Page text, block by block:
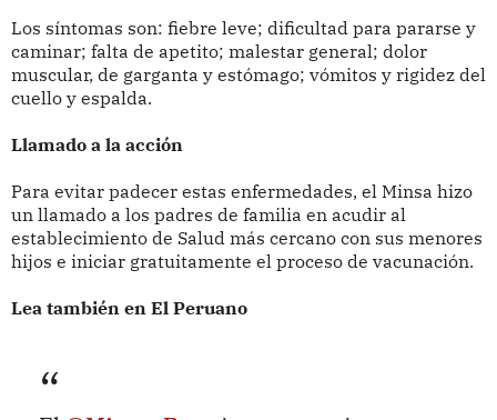
Los síntomas son: fiebre leve; dificultad para pararse y
caminar; falta de apetito; malestar general; dolor
muscular, de garganta y estómago; vómitos y rigidez del
cuello y espalda.
Llamado a la acción
Para evitar padecer estas enfermedades, el Minsa hizo
un llamado a los padres de familia en acudir al
establecimiento de Salud más cercano con sus menores
hijos e iniciar gratuitamente el proceso de vacunación.
Lea también en El Peruano